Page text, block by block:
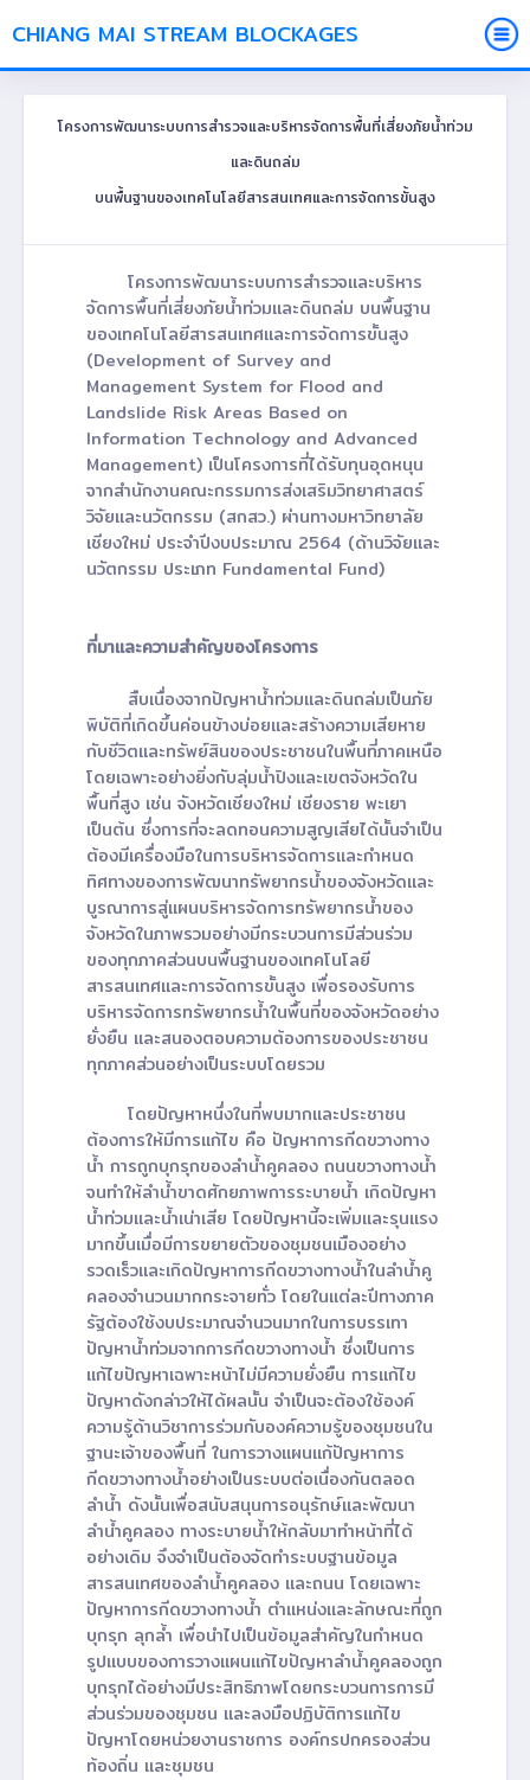
CHIANG MAI STREAM BLOCKAGES
โครงการพัฒนาระบบการสำรวจและบริหารจัดการพื้นที่เสี่ยงภัยน้ำท่วม
และดินถล่ม
บนพื้นฐานของเทคโนโลยีสารสนเทศและการจัดการขั้นสูง
โครงการพัฒนาระบบการสำรวจและบริหาร
จัดการพื้นที่เสี่ยงภัยน้ำท่วมและดินถล่ม บนพื้นฐาน
ของเทคโนโลยีสารสนเทศและการจัดการขั้นสูง
(Development of Survey and
Management System for Flood and
Landslide Risk Areas Based on
Information Technology and Advanced
Management) เป็นโครงการที่ได้รับทุนอุดหนุน
จากสำนักงานคณะกรรมการส่งเสริมวิทยาศาสตร์
วิจัยและนวัตกรรม (สกสว.) ผ่านทางมหาวิทยาลัย
เชียงใหม่ ประจำปีงบประมาณ 2564 (ด้านวิจัยและ
นวัตกรรม ประเภท Fundamental Fund)
ที่มาและความสำคัญของโครงการ
สืบเนื่องจากปัญหาน้ำท่วมและดินถล่มเป็นภัย
พิบัติที่เกิดขึ้นค่อนข้างบ่อยและสร้างความเสียหาย
กับชีวิตและทรัพย์สินของประชาชนในพื้นที่ภาคเหนือ
โดยเฉพาะอย่างยิ่งกับลุ่มน้ำปิงและเขตจังหวัดใน
พื้นที่สูง เช่น จังหวัดเชียงใหม่ เชียงราย พะเยา
เป็นต้น ซึ่งการที่จะลดทอนความสูญเสียได้นั้นจำเป็น
ต้องมีเครื่องมือในการบริหารจัดการและกำหนด
ทิศทางของการพัฒนาทรัพยากรน้ำของจังหวัดและ
บูรณาการสู่แผนบริหารจัดการทรัพยากรน้ำของ
จังหวัดในภาพรวมอย่างมีกระบวนการมีส่วนร่วม
ของทุกภาคส่วนบนพื้นฐานของเทคโนโลยี
สารสนเทศและการจัดการขั้นสูง เพื่อรองรับการ
บริหารจัดการทรัพยากรน้ำในพื้นที่ของจังหวัดอย่าง
ยั่งยืน และสนองตอบความต้องการของประชาชน
ทุกภาคส่วนอย่างเป็นระบบโดยรวม
โดยปัญหาหนึ่งในที่พบมากและประชาชน
ต้องการให้มีการแก้ไข คือ ปัญหาการกีดขวางทาง
น้ำ การถูกบุกรุกของลำน้ำคูคลอง ถนนขวางทางน้ำ
จนทำให้ลำน้ำขาดศักยภาพการระบายน้ำ เกิดปัญหา
น้ำท่วมและน้ำเน่าเสีย โดยปัญหานี้จะเพิ่มและรุนแรง
มากขึ้นเมื่อมีการขยายตัวของชุมชนเมืองอย่าง
รวดเร็วและเกิดปัญหาการกีดขวางทางน้ำในลำน้ำคู
คลองจำนวนมากกระจายทั่ว โดยในแต่ละปีทางภาค
รัฐต้องใช้งบประมาณจำนวนมากในการบรรเทา
ปัญหาน้ำท่วมจากการกีดขวางทางน้ำ ซึ่งเป็นการ
แก้ไขปัญหาเฉพาะหน้าไม่มีความยั่งยืน การแก้ไข
ปัญหาดังกล่าวให้ได้ผลนั้น จำเป็นจะต้องใช้องค์
ความรู้ด้านวิชาการร่วมกับองค์ความรู้ของชุมชนใน
ฐานะเจ้าของพื้นที่ ในการวางแผนแก้ปัญหาการ
กีดขวางทางน้ำอย่างเป็นระบบต่อเนื่องกันตลอด
ลำน้ำ ดังนั้นเพื่อสนับสนุนการอนุรักษ์และพัฒนา
ลำน้ำคูคลอง ทางระบายน้ำให้กลับมาทำหน้าที่ได้
อย่างเดิม จึงจำเป็นต้องจัดทำระบบฐานข้อมูล
สารสนเทศของลำน้ำคูคลอง และถนน โดยเฉพาะ
ปัญหาการกีดขวางทางน้ำ ตำแหน่งและลักษณะที่ถูก
บุกรุก ลุกล้ำ เพื่อนำไปเป็นข้อมูลสำคัญในกำหนด
รูปแบบของการวางแผนแก้ไขปัญหาลำน้ำคูคลองถูก
บุกรุกได้อย่างมีประสิทธิภาพโดยกระบวนการการมี
ส่วนร่วมของชุมชน และลงมือปฏิบัติการแก้ไข
ปัญหาโดยหน่วยงานราชการ องค์กรปกครองส่วน
ท้องถิ่น และชุมชน